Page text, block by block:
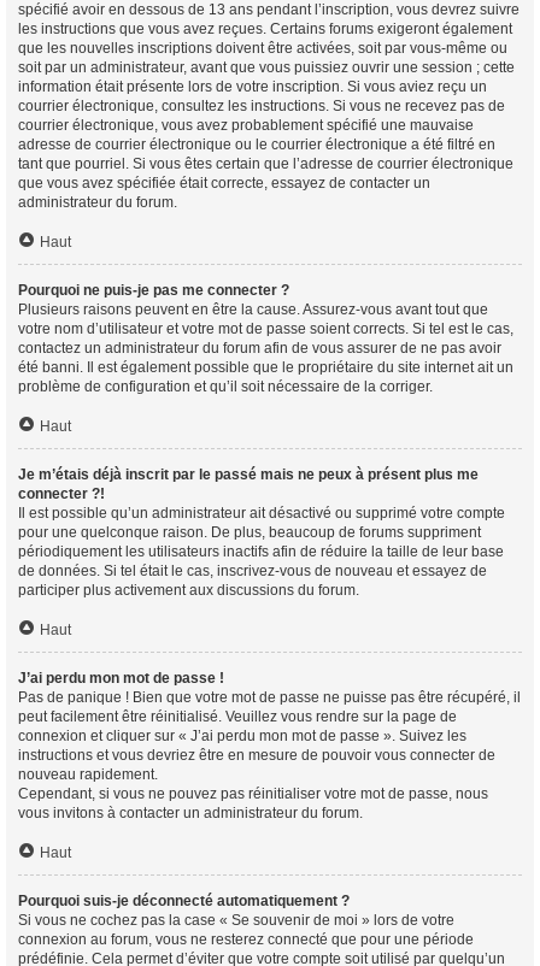
spécifié avoir en dessous de 13 ans pendant l’inscription, vous devrez suivre
les instructions que vous avez reçues. Certains forums exigeront également
que les nouvelles inscriptions doivent être activées, soit par vous-même ou
soit par un administrateur, avant que vous puissiez ouvrir une session ; cette
information était présente lors de votre inscription. Si vous aviez reçu un
courrier électronique, consultez les instructions. Si vous ne recevez pas de
courrier électronique, vous avez probablement spécifié une mauvaise
adresse de courrier électronique ou le courrier électronique a été filtré en
tant que pourriel. Si vous êtes certain que l’adresse de courrier électronique
que vous avez spécifiée était correcte, essayez de contacter un
administrateur du forum.
Haut
Pourquoi ne puis-je pas me connecter ?
Plusieurs raisons peuvent en être la cause. Assurez-vous avant tout que
votre nom d’utilisateur et votre mot de passe soient corrects. Si tel est le cas,
contactez un administrateur du forum afin de vous assurer de ne pas avoir
été banni. Il est également possible que le propriétaire du site internet ait un
problème de configuration et qu’il soit nécessaire de la corriger.
Haut
Je m’étais déjà inscrit par le passé mais ne peux à présent plus me
connecter ?!
Il est possible qu’un administrateur ait désactivé ou supprimé votre compte
pour une quelconque raison. De plus, beaucoup de forums suppriment
périodiquement les utilisateurs inactifs afin de réduire la taille de leur base
de données. Si tel était le cas, inscrivez-vous de nouveau et essayez de
participer plus activement aux discussions du forum.
Haut
J’ai perdu mon mot de passe !
Pas de panique ! Bien que votre mot de passe ne puisse pas être récupéré, il
peut facilement être réinitialisé. Veuillez vous rendre sur la page de
connexion et cliquer sur « J’ai perdu mon mot de passe ». Suivez les
instructions et vous devriez être en mesure de pouvoir vous connecter de
nouveau rapidement.
Cependant, si vous ne pouvez pas réinitialiser votre mot de passe, nous
vous invitons à contacter un administrateur du forum.
Haut
Pourquoi suis-je déconnecté automatiquement ?
Si vous ne cochez pas la case « Se souvenir de moi » lors de votre
connexion au forum, vous ne resterez connecté que pour une période
prédéfinie. Cela permet d’éviter que votre compte soit utilisé par quelqu’un